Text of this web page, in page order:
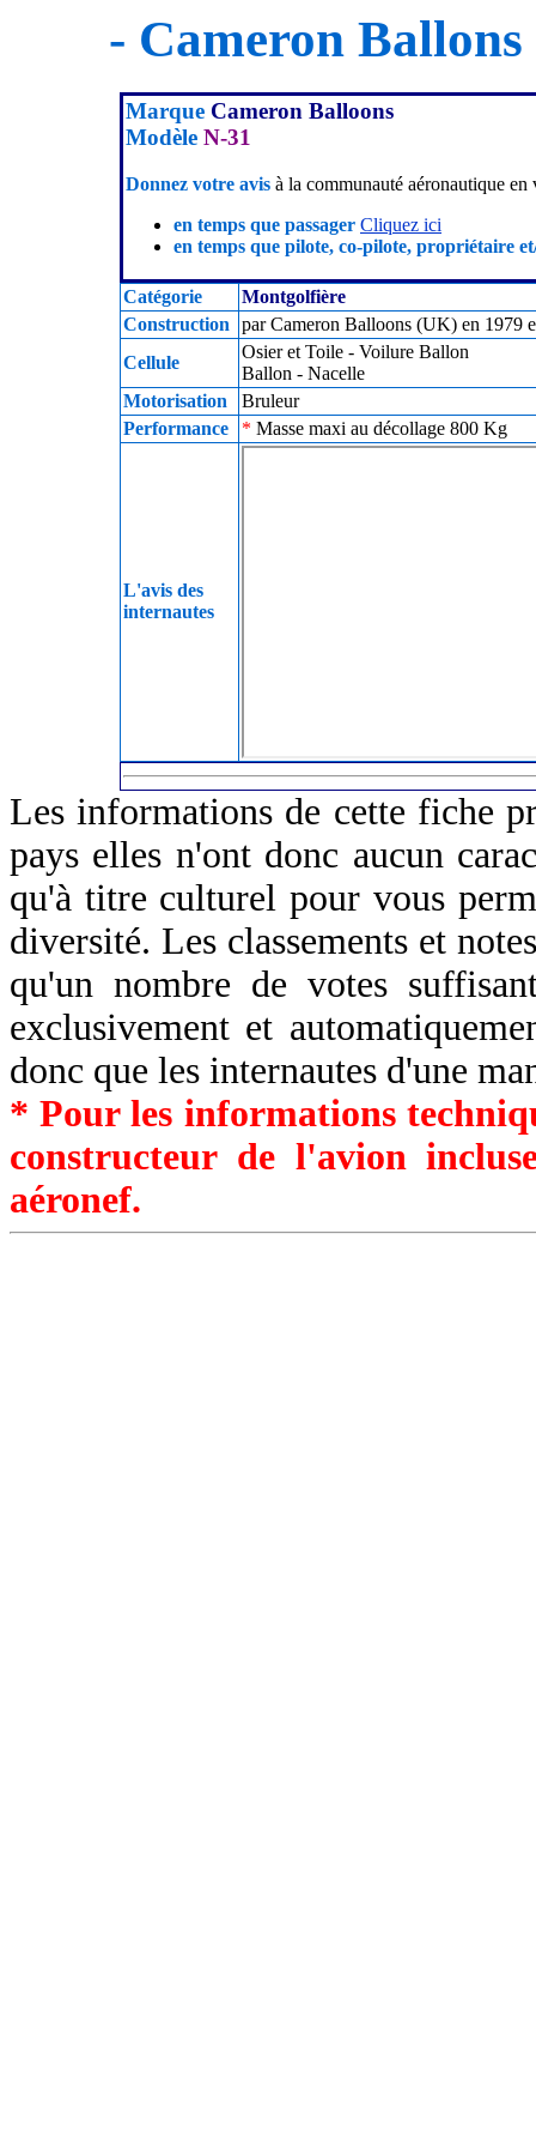
- Cameron
Marque Cameron Balloons
Modèle N-31
Donnez votre avis à la communauté aéronautique en
en temps que passager Cliquez ici
en temps que pilote, co-pilote, propriétaire
Catégorie
Montgolfière
Construction
par Cameron Balloons (UK) en 1979
Cellule
Osier et Toile - Voilure Ballon
Ballon - Nacelle
Motorisation
Bruleur
Performance
* Masse maxi au décollage 800 Kg
L'avis des
internautes
Les informations de cette fiche
pays elles n'ont donc aucun
qu'à titre culturel pour vous
diversité. Les classements et
qu'un nombre de votes
exclusivement et
donc que les internautes d'une
* Pour les informations
constructeur de l'avion
aéronef.